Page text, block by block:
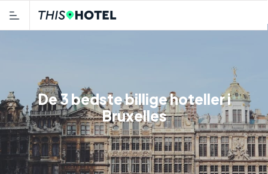
De 3 bedste billige hoteller i
Bruxelles